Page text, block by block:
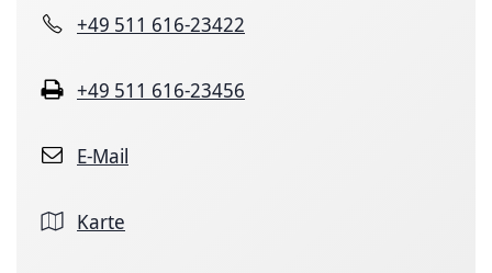
+49 511 616-23422
+49 511 616-23456
E-Mail
Karte